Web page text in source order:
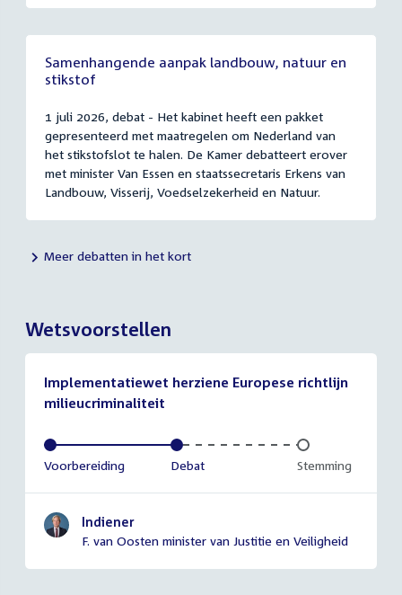
Samenhangende aanpak landbouw, natuur en
stikstof
1 juli 2026, debat - Het kabinet heeft een pakket
gepresenteerd met maatregelen om Nederland van
het stikstofslot te halen. De Kamer debatteert erover
met minister Van Essen en staatssecretaris Erkens van
Landbouw, Visserij, Voedselzekerheid en Natuur.
Meer debatten in het kort
Wetsvoorstellen
Implementatiewet herziene Europese richtlijn
milieucriminaliteit
Voltooid:
Voorbereiding Voltooid:
Debat Onvoltooid:
Stemming
Indiener
F. van Oosten minister van Justitie en Veiligheid